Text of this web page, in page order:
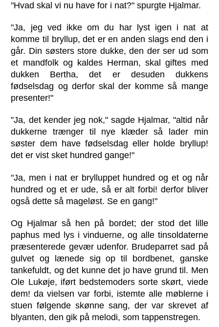
"Hvad skal vi nu have for i nat?" spurgte Hjalmar.
"Ja, jeg ved ikke om du har lyst igen i nat at
komme til bryllup, det er en anden slags end den i
går. Din søsters store dukke, den der ser ud som
et mandfolk og kaldes Herman, skal giftes med
dukken Bertha, det er desuden dukkens
fødselsdag og derfor skal der komme så mange
presenter!"
"Ja, det kender jeg nok," sagde Hjalmar, "altid når
dukkerne trænger til nye klæder så lader min
søster dem have fødselsdag eller holde bryllup!
det er vist sket hundred gange!"
"Ja, men i nat er brylluppet hundred og et og når
hundred og et er ude, så er alt forbi! derfor bliver
også dette så mageløst. Se en gang!"
Og Hjalmar så hen på bordet; der stod det lille
paphus med lys i vinduerne, og alle tinsoldaterne
præsenterede gevær udenfor. Brudeparret sad på
gulvet og lænede sig op til bordbenet, ganske
tankefuldt, og det kunne det jo have grund til. Men
Ole Lukøje, iført bedstemoders sorte skørt, viede
dem! da vielsen var forbi, istemte alle møblerne i
stuen følgende skønne sang, der var skrevet af
blyanten, den gik på melodi, som tappenstregen.